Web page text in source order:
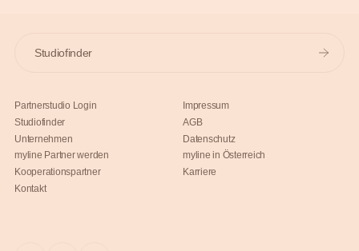
Studiofinder
Partnerstudio Login
Studiofinder
Unternehmen
myline Partner werden
Kooperationspartner
Kontakt
Impressum
AGB
Datenschutz
myline in Österreich
Karriere